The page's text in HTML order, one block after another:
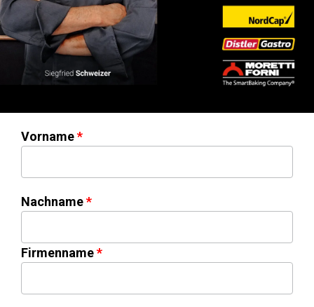
Vorname
Nachname
Firmenname